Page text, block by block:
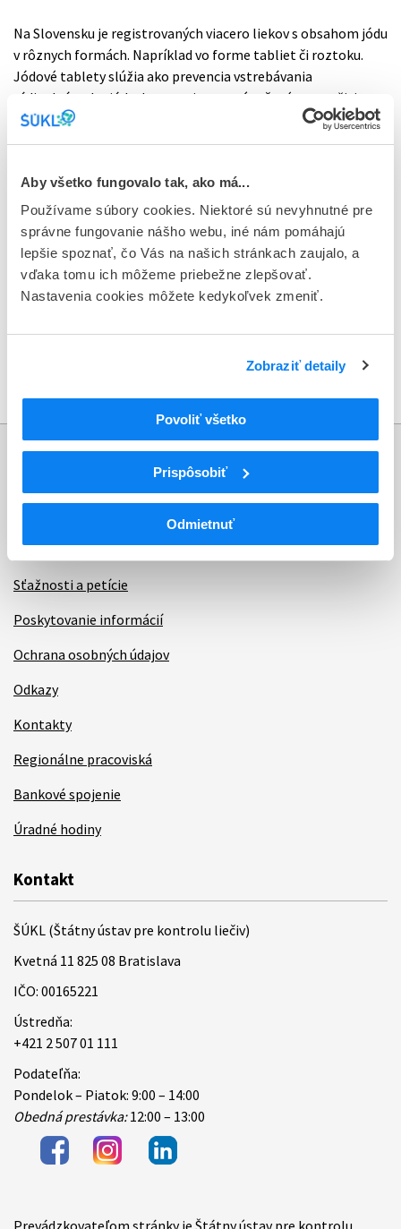
Aby všetko fungovalo tak, ako má...
Používame súbory cookies. Niektoré sú nevyhnutné pre
správne fungovanie nášho webu, iné nám pomáhajú
lepšie spoznať, čo Vás na našich stránkach zaujalo, a
vďaka tomu ich môžeme priebežne zlepšovať.
Nastavenia cookies môžete kedykoľvek zmeniť.
Zobraziť detaily
Povoliť všetko
Prispôsobiť
Odmietnuť
Na Slovensku je registrovaných viacero liekov s obsahom jódu
v rôznych formách. Napríklad vo forme tabliet či roztoku.
Jódové tablety slúžia ako prevencia vstrebávania
rádioaktívneho jódu do organizmu a sú určené na použitie v
prípade radiačnej havárie alebo počas vyšetrenia v nukleárnej
medicíne, ich užívanie v iných prípadoch nepredstavuje pre
horizonte viesť k depresii, nervozite, impotencii či
nespavosti.
V tejto súvislosti tiež evidujeme nelegálny predaj liekov
s obsahom jódu prostredníctvom rôznych internetových
inzerátov. Opätovne upozorňujeme, aby si občania
nekupovali lieky cez internet z rôznych stránok, ktoré nie sú
internetovými lekárňami. Pri nákupe liekov z neoverených
a účinnosť lieku a takéto správanie so sebou prináša
zdravotné riziká.
Dotazník spokojnosti zákazníka
Sťažnosti a petície
Poskytovanie informácií
Ochrana osobných údajov
Odkazy
Kontakty
Regionálne pracoviská
Bankové spojenie
Úradné hodiny
Kontakt
ŠÚKL (Štátny ústav pre kontrolu liečiv)
Kvetná 11 825 08 Bratislava
IČO: 00165221
Ústredňa:
+421 2 507 01 111
Podateľňa:
Pondelok – Piatok: 9:00 – 14:00
Obedná prestávka:12:00 – 13:00
Prevádzkovateľom stránky je Štátny ústav pre kontrolu